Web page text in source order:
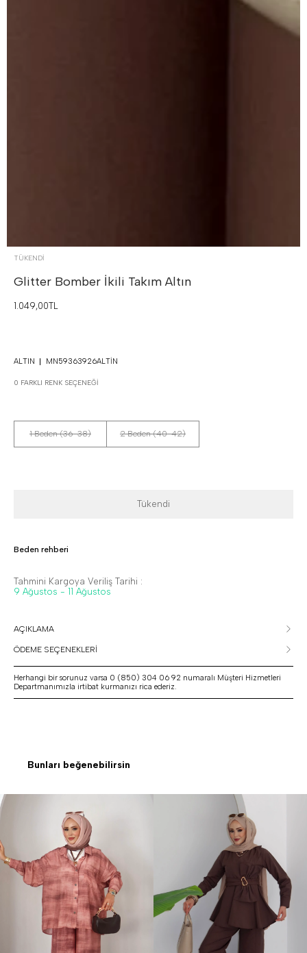
TÜKENDI
Glitter Bomber İkili Takım Altın
1.049,00TL
ALTIN MN59363926ALTIN
0 FARKLI RENK SEÇENEĞI
1 Beden (36-38) 2 Beden (40-42)
Tükendi
Beden rehberi
Tahmini Kargoya Veriliş Tarihi :
9 Ağustos - 11 Ağustos
AÇIKLAMA
ÖDEME SEÇENEKLERİ
Herhangi bir sorunuz varsa 0 (850) 304 06 92 numaralı Müşteri Hizmetleri
Departmanımızla irtibat kurmanızı rica ederiz.
Bunları beğenebilirsin